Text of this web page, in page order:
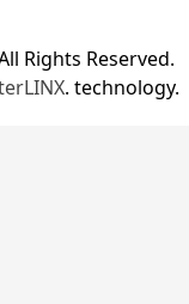
Rights Reserved.
. technology.